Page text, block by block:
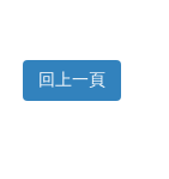
回上一頁